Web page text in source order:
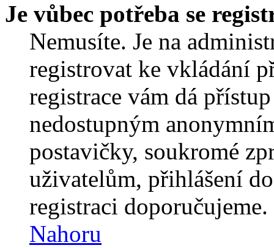
Je vůbec potřeba se
Nemusíte. Je na
registrovat ke vkládání
registrace vám dá
nedostupným
postavičky, soukromé
uživatelům, přihlášení
registraci
Nahoru